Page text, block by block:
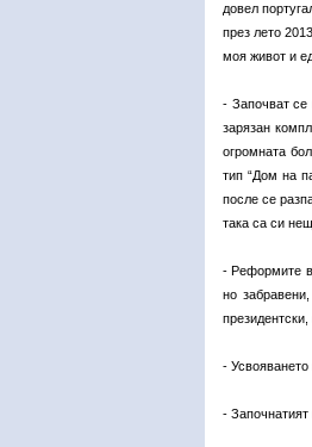
довел
през лето
моя живот и
- Започват се
зарязан
огромната
тип “Дом на
после се
така са си
- Реформите
но
-
-